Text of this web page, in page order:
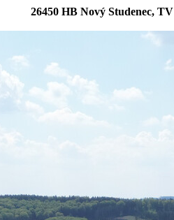
26450 HB Nový Studenec,